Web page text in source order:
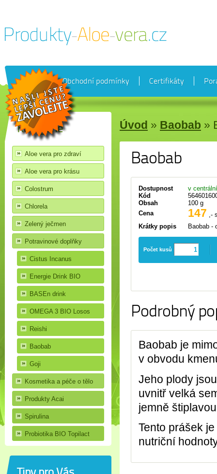
Akce Obchodní podmínky Certifikáty
Kategorie
Aloe vera pro zdraví
Aloe vera pro krásu
Colostrum
Chlorela
Zelený ječmen
Potravinové doplňky
Cistus Incanus
Energie Drink BIO
BASEn drink
OMEGA 3 BIO Losos
Reishi
Baobab
Goji
Kosmetika a péče o tělo
Produkty Acai
Spirulina
Probiotika BIO Topilact
Úvod » Baobab »
Baobab
Dostupnost
v
Kód
Obsah
100 g
Cena
147 ,-
Krátky popis
Baobab -
Počet kusů
Podrobný
Baobab je
v obvodu
Jeho plody
uvnitř velká
jemně
Tento prášek
nutriční